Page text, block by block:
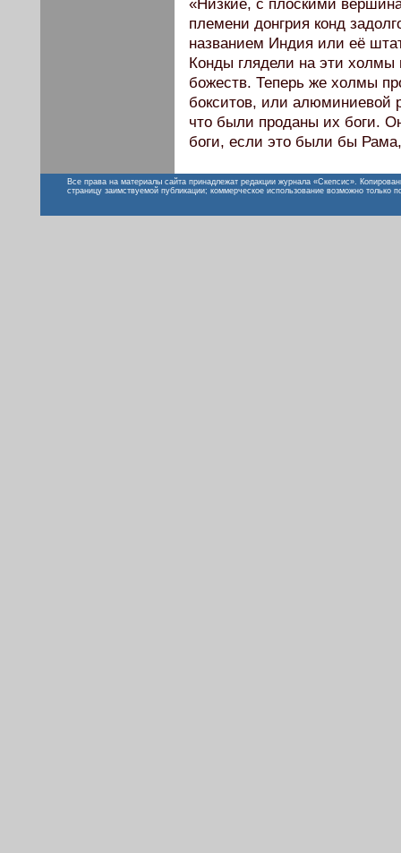
«Низкие, с плоскими
племени донгрия конд
названием Индия или её
Конды глядели на эти холмы
божеств. Теперь же холмы
бокситов, или алюминиевой
что были проданы их боги.
боги, если это были бы
Все права на материалы сайта принадлежат редакции журнала «Скепсис».
страницу заимствуемой публикации; коммерческое использование возможно только